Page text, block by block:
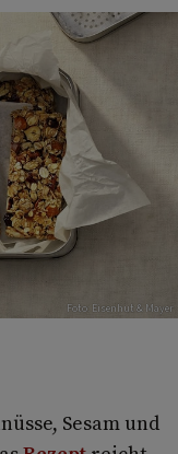
Foto: Eisenhut & Mayer
Sesam und